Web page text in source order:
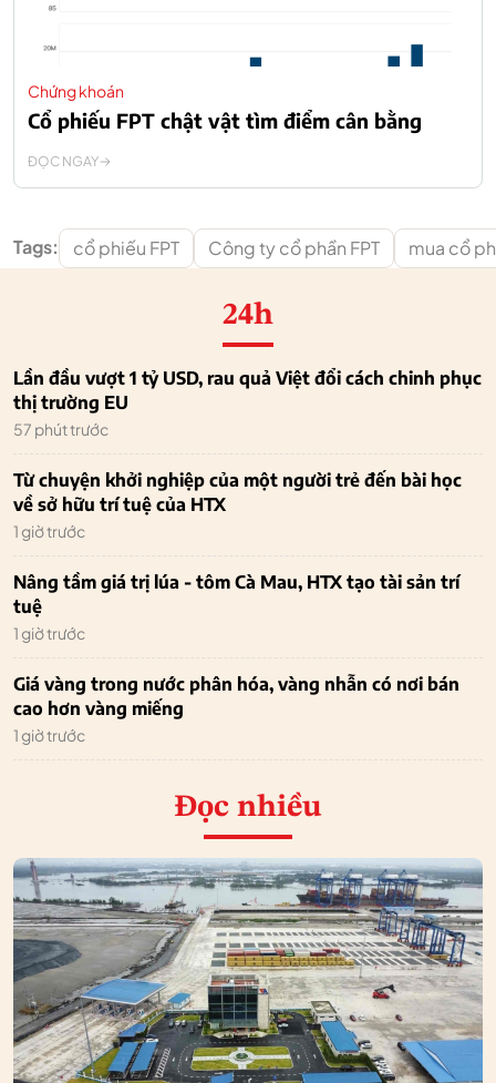
Chứng khoán
Cổ phiếu FPT chật vật tìm điểm cân bằng
ĐỌC NGAY
Tags: cổ phiếu FPT Công ty cổ phần FPT mua cổ
24h
Lần đầu vượt 1 tỷ USD, rau quả Việt đổi cách chinh phục
thị trường EU
57 phút trước
Từ chuyện khởi nghiệp của một người trẻ đến bài học
về sở hữu trí tuệ của HTX
1 giờ trước
Nâng tầm giá trị lúa - tôm Cà Mau, HTX tạo tài sản trí
tuệ
1 giờ trước
Giá vàng trong nước phân hóa, vàng nhẫn có nơi bán
cao hơn vàng miếng
1 giờ trước
Đọc nhiều